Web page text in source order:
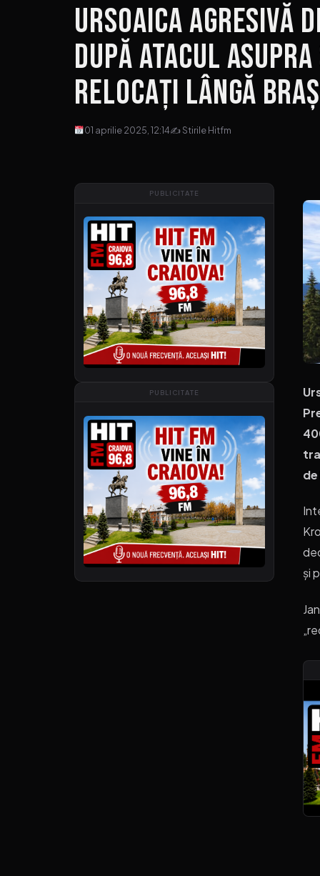
Ursoaica agresivă
după atacul
relocați lângă
01 aprilie 2025, 12:14✍ Stirile Hitfm
PUBLICITATE
PUBLICITATE
de
și